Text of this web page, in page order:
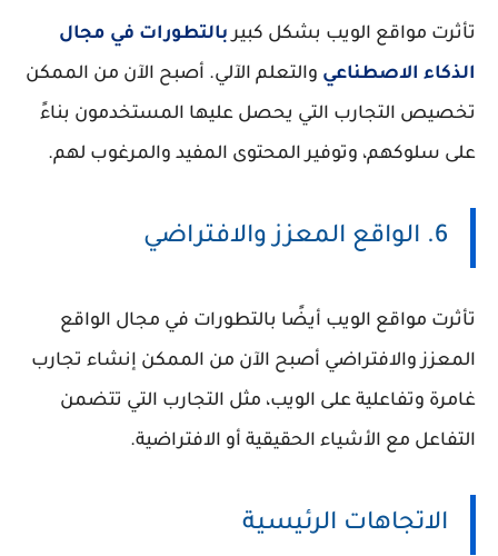
تأثرت مواقع الويب بشكل كبيربالتطورات في مجال
الذكاء الاصطناعي والتعلم الآلي. أصبح الآن من الممكن
تخصيص التجارب التي يحصل عليها المستخدمون بناءً
على سلوكهم، وتوفير المحتوى المفيد والمرغوب لهم.
6. الواقع المعزز والافتراضي
تأثرت مواقع الويب أيضًا بالتطورات في مجال الواقع
المعزز والافتراضي أصبح الآن من الممكن إنشاء تجارب
غامرة وتفاعلية على الويب، مثل التجارب التي تتضمن
التفاعل مع الأشياء الحقيقية أو الافتراضية.
الاتجاهات الرئيسية